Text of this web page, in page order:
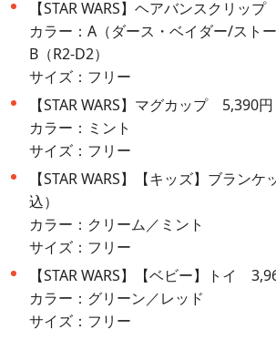
【STAR WARS】ヘアバンスクリッ
カラー：A（ダース・ベイダー/スト
B（R2-D2）
サイズ：フリー
【STAR WARS】マグカップ 5,390円
カラー：ミント
サイズ：フリー
【STAR WARS】【キッズ】ブラン
込）
カラー：クリーム／ミント
サイズ：フリー
【STAR WARS】【ベビー】トイ
カラー：グリーン／レッド
サイズ：フリー